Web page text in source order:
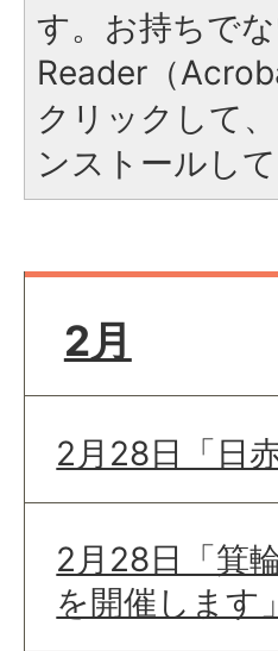
す。お持ちで
Reader（
クリックして
ンストールして
2月
2月28日「日
2月28日「箕
を開催します」